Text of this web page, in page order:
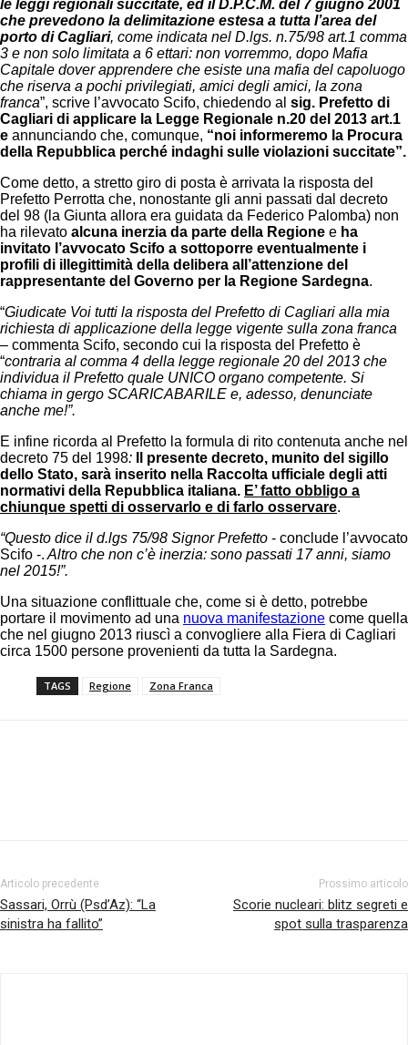
le leggi regionali succitate, ed il D.P.C.M. del 7 giugno 2001
che prevedono la delimitazione estesa a tutta l’area del
porto di Cagliari, come indicata nel D.lgs. n.75/98 art.1 comma
3 e non solo limitata a 6 ettari: non vorremmo, dopo Mafia
Capitale dover apprendere che esiste una mafia del capoluogo
che riserva a pochi privilegiati, amici degli amici, la zona
franca”, scrive l’avvocato Scifo, chiedendo al sig. Prefetto di
Cagliari di applicare la Legge Regionale n.20 del 2013 art.1
e annunciando che, comunque, “noi informeremo la Procura
della Repubblica perché indaghi sulle violazioni succitate”.
Come detto, a stretto giro di posta è arrivata la risposta del
Prefetto Perrotta che, nonostante gli anni passati dal decreto
del 98 (la Giunta allora era guidata da Federico Palomba) non
ha rilevato alcuna inerzia da parte della Regione e ha
invitato l’avvocato Scifo a sottoporre eventualmente i
profili di illegittimità della delibera all’attenzione del
rappresentante del Governo per la Regione Sardegna.
“Giudicate Voi tutti la risposta del Prefetto di Cagliari alla mia
richiesta di applicazione della legge vigente sulla zona franca
– commenta Scifo, secondo cui la risposta del Prefetto è
“contraria al comma 4 della legge regionale 20 del 2013 che
individua il Prefetto quale UNICO organo competente. Si
chiama in gergo SCARICABARILE e, adesso, denunciate
anche me!”.
E infine ricorda al Prefetto la formula di rito contenuta anche nel
decreto 75 del 1998:
Il presente decreto, munito del sigillo
dello Stato, sarà inserito nella Raccolta ufficiale degli atti
normativi della Repubblica italiana. E’ fatto obbligo a
chiunque spetti di osservarlo e di farlo osservare.
“Questo dice il d.lgs 75/98 Signor Prefetto - conclude l’avvocato
Scifo -. Altro che non c’è inerzia: sono passati 17 anni, siamo
nel 2015!”.
Una situazione conflittuale che, come si è detto, potrebbe
portare il movimento ad una nuova manifestazione come quella
che nel giugno 2013 riuscì a convogliere alla Fiera di Cagliari
circa 1500 persone provenienti da tutta la Sardegna.
TAGS Regione Zona Franca
Articolo precedente
Sassari, Orrù (Psd’Az): “La
sinistra ha fallito”
Prossimo articolo
Scorie nucleari: blitz segreti e
spot sulla trasparenza